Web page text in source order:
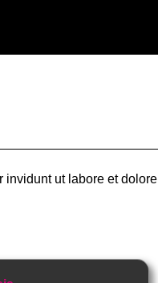
ut labore et